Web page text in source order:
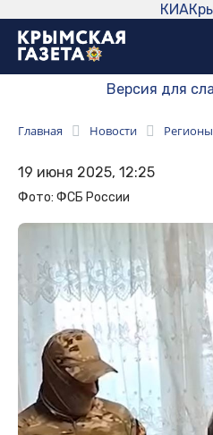
КИА
Версия для
Главная Новости Регионы
19 июня 2025, 12:25
Фото: ФСБ России